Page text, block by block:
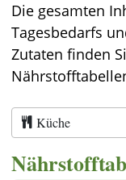
Die gesamten
Tagesbedarfs
Zutaten finden
Küche